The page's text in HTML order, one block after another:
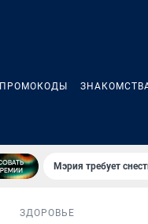
ПРОМОКОДЫ
Мэрия требует
ЗДОРОВЬЕ